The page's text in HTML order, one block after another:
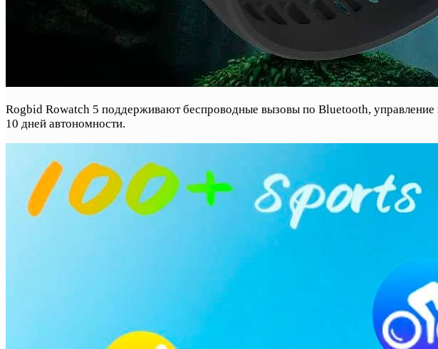
Rogbid Rowatch 5 поддерживают беспроводные вызовы по Bluetooth,
10 дней автономности.